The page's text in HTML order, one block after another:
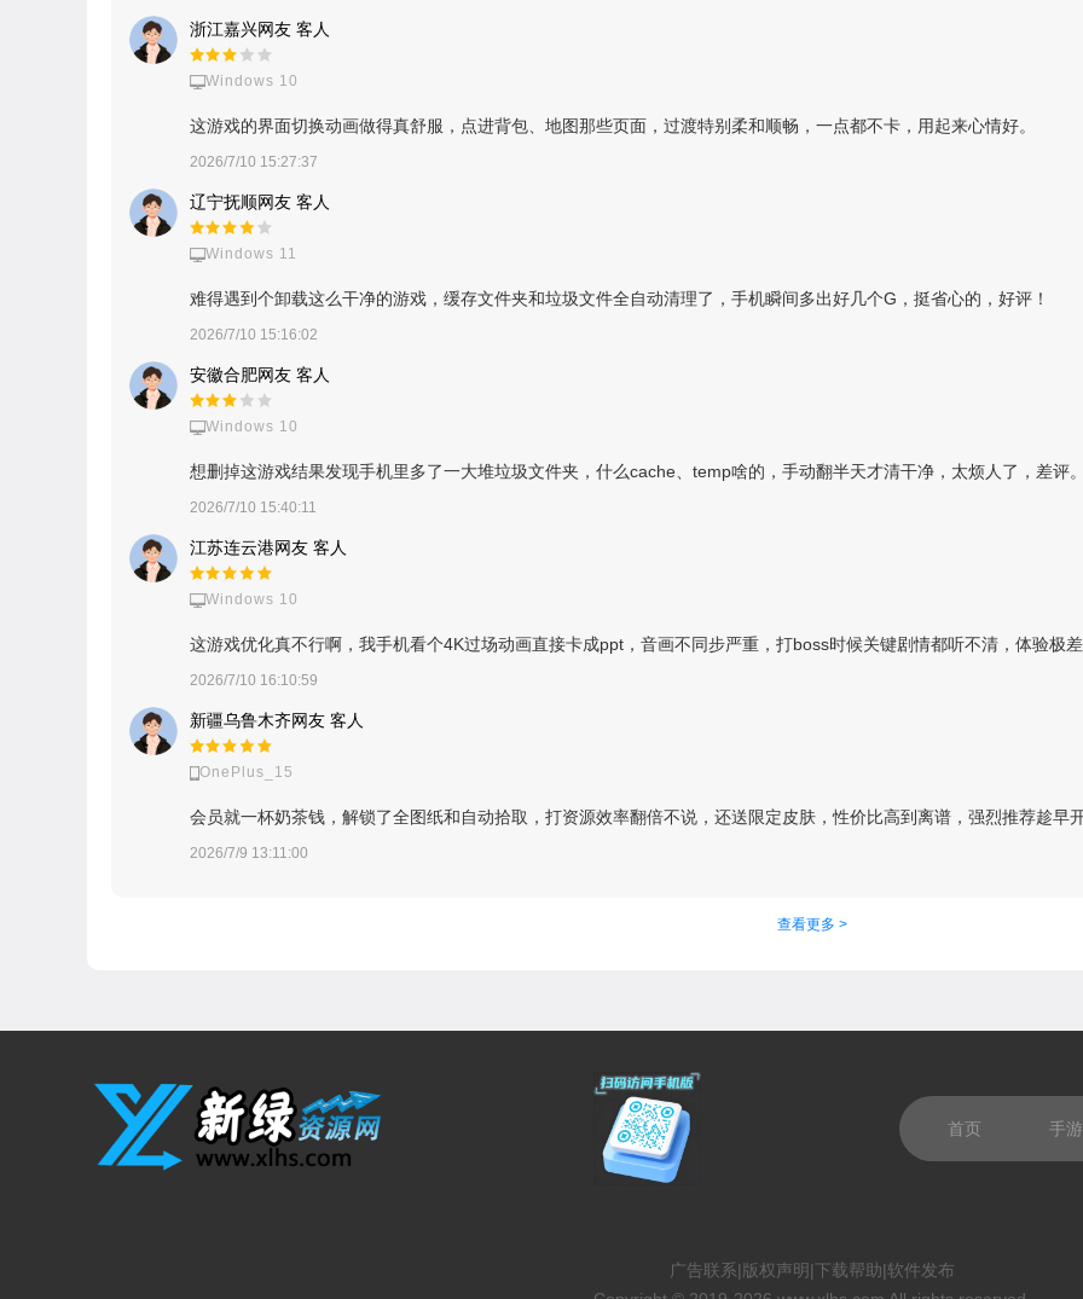
浙江嘉兴网友 客人
Windows 10
这游戏的界面切换动画做得真舒服，点进背包、地图那些页面，过渡特别柔和顺畅，一点都不卡，用起来心情好。
2026/7/10 15:27:37
辽宁抚顺网友 客人
Windows 11
难得遇到个卸载这么干净的游戏，缓存文件夹和垃圾文件全自动清理了，手机瞬间多出好几个G，挺省心的，好评！
2026/7/10 15:16:02
安徽合肥网友 客人
Windows 10
想删掉这游戏结果发现手机里多了一大堆垃圾文件夹，什么cache、temp啥的，手动翻半天才清干净，太烦人了，差评
2026/7/10 15:40:11
江苏连云港网友 客人
Windows 10
这游戏优化真不行啊，我手机看个4K过场动画直接卡成ppt，音画不同步严重，打boss时候关键剧情都听不清，体验极
2026/7/10 16:10:59
新疆乌鲁木齐网友 客人
OnePlus_15
会员就一杯奶茶钱，解锁了全图纸和自动拾取，打资源效率翻倍不说，还送限定皮肤，性价比高到离谱，强烈推荐趁早
2026/7/9 13:11:00
查看更多 >
首页 手游
广告联系| 版权声明|下载帮助|软件发布